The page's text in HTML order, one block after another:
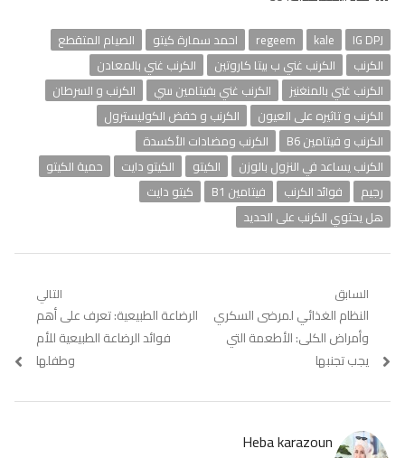
IG DPJ
kale
regeem احمد سمارة كيتو
الصيام المتقطع
الكرنب
الكرنب غني ب بيتا كاروتين
الكرنب غني بالمعادن
الكرنب غني بالمنغنيز
الكرنب غني بفيتامين سي
الكرنب و السرطان
الكرنب و تاثيره على العيون
الكرنب و خفض الكوليسترول
الكرنب و فيتامين B6
الكرنب ومضادات الأكسدة
الكرنب يساعد في النزول بالوزن
الكيتو الكيتو دايت
حمية الكيتو
رجيم
فوائد الكرنب فيتامين B1
كيتو دايت
هل يحتوي الكرنب على الحديد
تصفّح
المقالات
السابق
Previous
post:
النظام الغذائي لمرضى السكري
وأمراض الكلى: الأطعمة التي
يجب تجنبها
التالي
Next
الرضاعة الطبيعية: تعرف على أهم
فوائد الرضاعة الطبيعية للأم
وطفلها
Heba karazoun